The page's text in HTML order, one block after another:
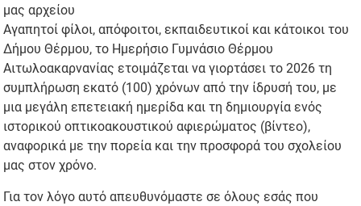
μας αρχείου
Αγαπητοί φίλοι, απόφοιτοι, εκπαιδευτικοί και κάτοικοι του
Δήμου Θέρμου, το Ημερήσιο Γυμνάσιο Θέρμου
Αιτωλοακαρνανίας ετοιμάζεται να γιορτάσει το 2026 τη
συμπλήρωση εκατό (100) χρόνων από την ίδρυσή του, με
μια μεγάλη επετειακή ημερίδα και τη δημιουργία ενός
ιστορικού οπτικοακουστικού αφιερώματος (βίντεο),
αναφορικά με την πορεία και την προσφορά του σχολείου
μας στον χρόνο.
Για τον λόγο αυτό απευθυνόμαστε σε όλους εσάς που